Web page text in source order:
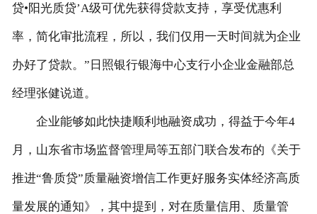
贷•阳光质贷’A级可优先获得贷款支持，享受优惠利
率，简化审批流程，所以，我们仅用一天时间就为企业
办好了贷款。”日照银行银海中心支行小企业金融部总
经理张健说道。
企业能够如此快捷顺利地融资成功，得益于今年4
月，山东省市场监督管理局等五部门联合发布的《关于
推进“鲁质贷”质量融资增信工作更好服务实体经济高质
量发展的通知》，其中提到，对在质量信用、质量管